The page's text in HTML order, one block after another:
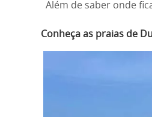
Além de saber onde
Conheça as praias de